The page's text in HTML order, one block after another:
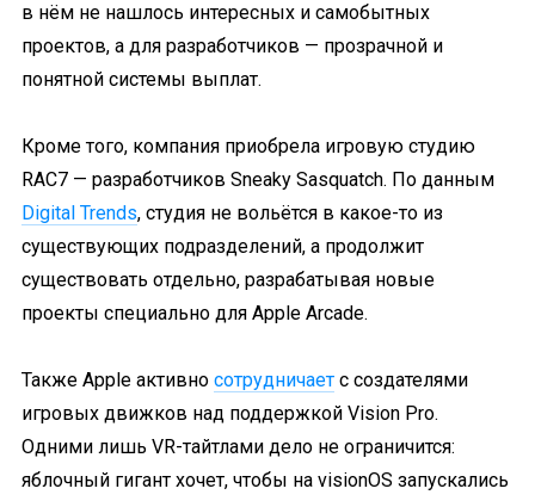
в нём не нашлось интересных и самобытных
проектов, а для разработчиков — прозрачной и
понятной системы выплат.
Кроме того, компания приобрела игровую студию
RAC7 — разработчиков Sneaky Sasquatch. По данным
Digital Trends, студия не вольётся в какое-то из
существующих подразделений, а продолжит
существовать отдельно, разрабатывая новые
проекты специально для Apple Arcade.
Также Apple активно сотрудничает с создателями
игровых движков над поддержкой Vision Pro.
Одними лишь VR-тайтлами дело не ограничится:
яблочный гигант хочет, чтобы на visionOS запускались